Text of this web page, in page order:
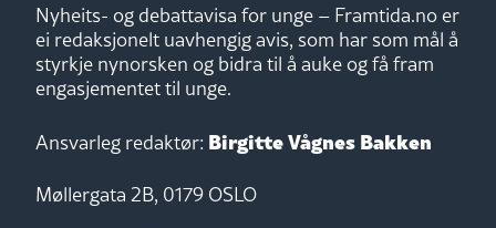
Nyheits- og debattavisa for unge – Framtida.no er
ei redaksjonelt uavhengig avis, som har som mål å
styrkje nynorsken og bidra til å auke og få fram
engasjementet til unge.
Ansvarleg redaktør: Birgitte Vågnes Bakken
Møllergata 2B, 0179 OSLO